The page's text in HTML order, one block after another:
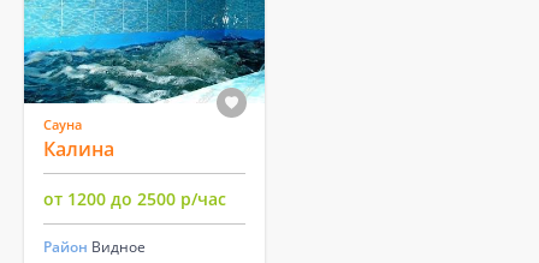
Сауна
Калина
от 1200 до 2500 р/час
Район Видное